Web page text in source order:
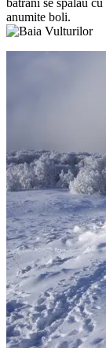
bătrâni se spălau
anumite boli.